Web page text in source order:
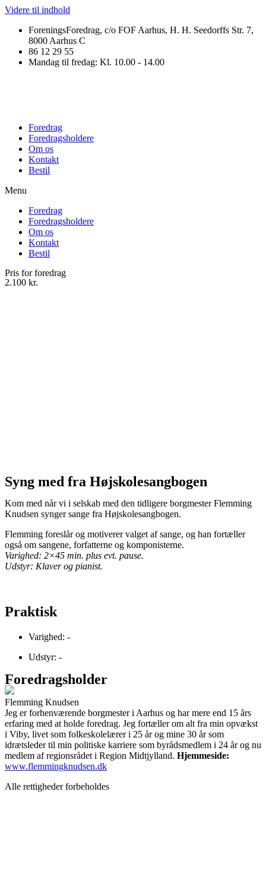
Videre til indhold
ForeningsForedrag, c/o FOF Aarhus, H. H. Seedorffs Str. 7,
8000 Aarhus C
86 12 29 55
Mandag til fredag: Kl. 10.00 - 14.00
Foredrag
Foredragsholdere
Om os
Kontakt
Bestil
Menu
Foredrag
Foredragsholdere
Om os
Kontakt
Bestil
Pris for foredrag
2.100 kr.
Syng med fra Højskolesangbogen
Kom med når vi i selskab med den tidligere borgmester Flemming
Knudsen synger sange fra Højskolesangbogen.
Flemming foreslår og motiverer valget af sange, og han fortæller
også om sangene, forfatterne og komponisterne.
Varighed: 2×45 min. plus evt. pause.
Udstyr: Klaver og pianist.
Praktisk
Varighed: -
Udstyr: -
Foredragsholder
Flemming Knudsen
Jeg er forhenværende borgmester i Aarhus og har mere end 15 års
erfaring med at holde foredrag. Jeg fortæller om alt fra min opvækst
i Viby, livet som folkeskolelærer i 25 år og mine 30 år som
idrætsleder til min politiske karriere som byrådsmedlem i 24 år og nu
medlem af regionsrådet i Region Midtjylland. Hjemmeside:
www.flemmingknudsen.dk
Alle rettigheder forbeholdes